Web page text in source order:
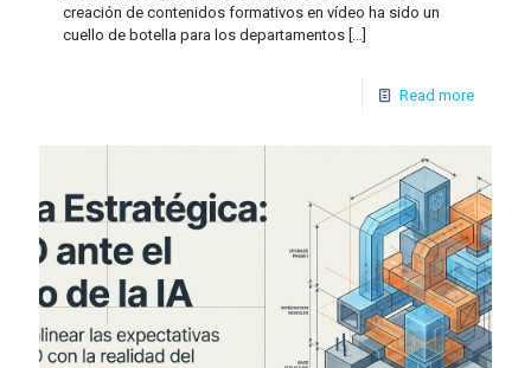
creación de contenidos formativos en vídeo ha sido un
cuello de botella para los departamentos […]
Read more